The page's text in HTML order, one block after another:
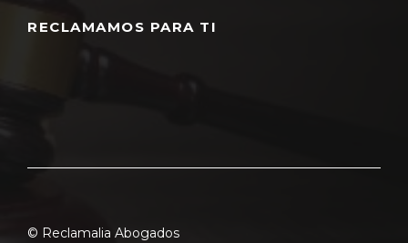
RECLAMAMOS PARA TI
© Reclamalia Abogados